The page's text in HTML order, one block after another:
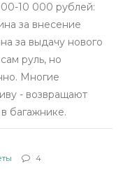
10 000 рублей:
за внесение
за выдачу нового
руль, но
Многие
- возвращают
багажнике.
4